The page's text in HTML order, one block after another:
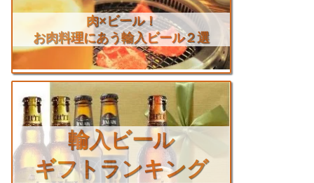
肉×ビール！
お肉料理にあう輸入ビール２選
輸入ビール
ギフトランキング